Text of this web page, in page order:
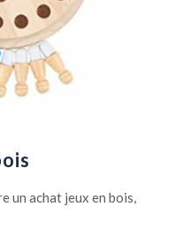
un achat jeux en bois,